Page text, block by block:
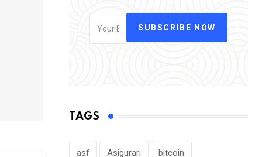
SUBSCRIBE NOW
TAGS
asf Asigurari bitcoin